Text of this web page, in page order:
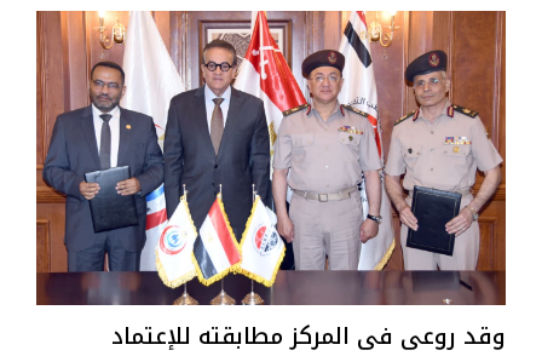
وقد روعى فى المركز مطابقته للإعتماد